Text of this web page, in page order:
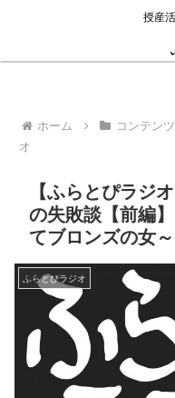
授産
ホーム コンテンツ
オ
【ふらとぴラジ
の失敗談【前編
てブロンズの女～
ふらとぴラジオ